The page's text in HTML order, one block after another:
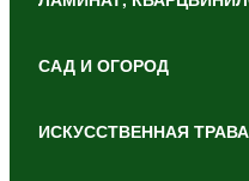
САД И ОГОРОД
ИСКУССТВЕННАЯ ТРАВА